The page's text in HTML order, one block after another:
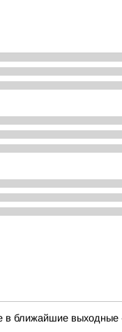
в ближайшие выходные